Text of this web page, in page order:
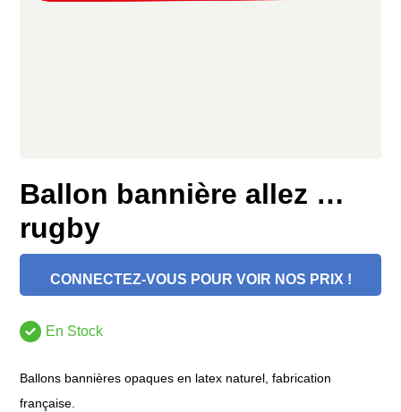
Ballon bannière allez …
rugby
CONNECTEZ-VOUS POUR VOIR NOS PRIX !
En Stock
Ballons bannières opaques en latex naturel, fabrication
française.